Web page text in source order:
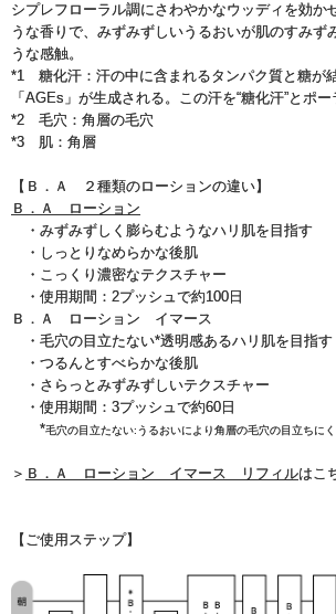
シプレフローラル調にさわやかなウッディを効か
うな香りで、みずみずしいうるおいが肌のすみず
うな感触。
*1 糖化汗：汗の中に含まれるタンパク質と糖が
「AGEs」が生成される。この汗を“糖化汗”とポー
*2 毛穴：角層の毛穴
*3 肌：角層
【Ｂ．Ａ ２種類のローションの違い】
Ｂ．Ａ ローション
・みずみずしく膨らむようなハリ肌を目指す
・しっとりなめらかな後肌
・こっくり濃密なテクスチャー
・使用期間：2プッシュで約100日
Ｂ．Ａ ローション イマース
・毛穴の目立たない*透明感あるハリ肌を目指す
・つるんとすべらかな後肌
・さらっとみずみずしいテクスチャー
・使用期間：3プッシュで約60日
*毛穴の目立たない:うるおいにより角層の毛穴の目立ちに
＞ Ｂ．Ａ ローション イマース リフィルはこ
【ご使用ステップ】